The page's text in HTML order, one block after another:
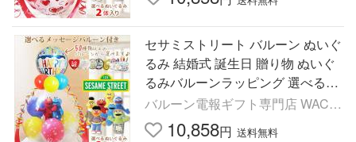
セサミストリート バルーン ぬいぐ
るみ 結婚式 誕生日 贈り物 ぬいぐ
るみバルーンラッピング 選べる9
インチバルーン＆セサミビーンバ
ッグ２体入り＜カラフル＞
バルーン電報ギフト専門店 WAC-
UP 10,858円 送料無料